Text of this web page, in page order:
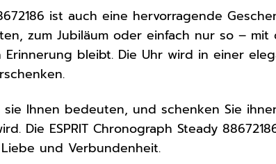
ist auch eine hervorragende
zum Jubiläum oder einfach nur so – mit
bleibt. Die Uhr wird in einer
Ihnen bedeuten, und schenken Sie
Die ESPRIT Chronograph Steady
und Verbundenheit.